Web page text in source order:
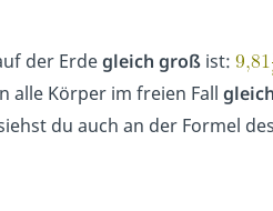
der Erdegleich groß ist:
alle Körper im freien Fall
du auch an der Formel